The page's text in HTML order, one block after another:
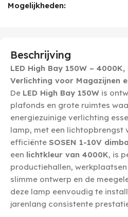
Mogelijkheden:
Beschrijving
LED High Bay 150W –
Verlichting voor Magazijnen
De LED High Bay 150W is
plafonds en grote ruimtes
energiezuinige verlichting
lamp, met een lichtopbrengst
efficiënte SOSEN 1-10V
een lichtkleur van 4000K, is
productiehallen, werkplaatsen
slimme ontwerp en de
deze lamp eenvoudig te
jarenlang consistente